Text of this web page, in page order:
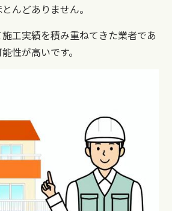
んどありません。
工実績を積み重ねてきた業者であ
性が高いです。